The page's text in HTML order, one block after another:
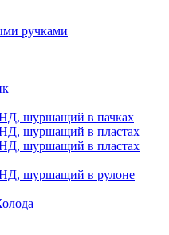
ручками
шуршащий в пачках
шуршащий в пластах
шуршащий в пластах
шуршащий в рулоне